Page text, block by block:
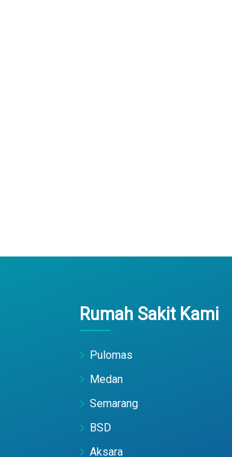
Rumah Sakit Kami
Pulomas
Medan
Semarang
BSD
Aksara